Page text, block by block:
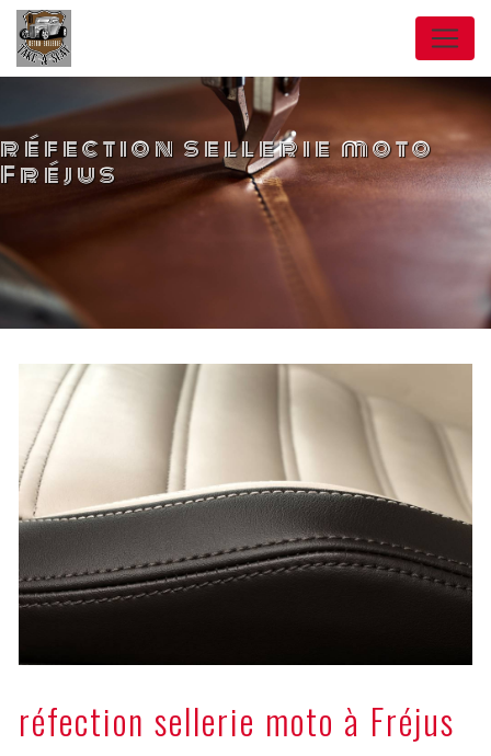
réfection sellerie moto
Fréjus
réfection sellerie moto à Fréjus
Panneau de gestion des cookies